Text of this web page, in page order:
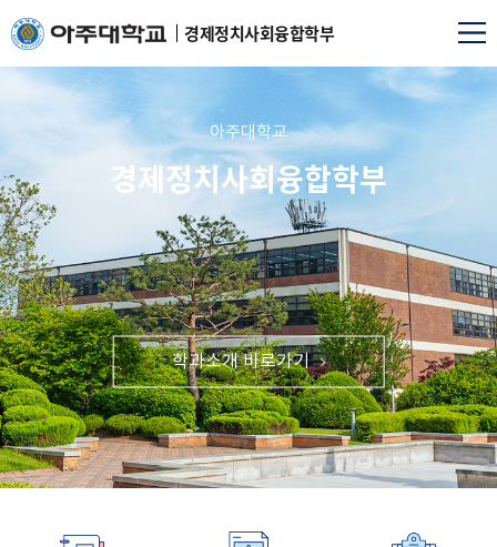
경제정치사회융합학부
아주대학교
경제정치사회융합학부
학과소개 바로가기